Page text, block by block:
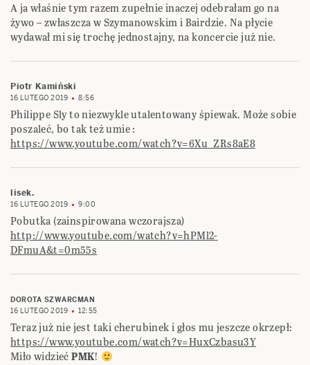
A ja właśnie tym razem zupełnie inaczej odebrałam go na
żywo – zwłaszcza w Szymanowskim i Bairdzie. Na płycie
wydawał mi się trochę jednostajny, na koncercie już nie.
Piotr Kamiński
16 LUTEGO 2019 8:56
Philippe Sly to niezwykle utalentowany śpiewak. Może sobie
poszaleć, bo tak też umie :
https://www.youtube.com/watch?v=6Xu_ZRs8aE8
lisek.
16 LUTEGO 2019 9:00
Pobutka (zainspirowana wczorajsza)
http://www.youtube.com/watch?v=hPMl2-
DFmuA&t=0m55s
DOROTA SZWARCMAN
16 LUTEGO 2019
12:55
Teraz już nie jest taki cherubinek i głos mu jeszcze okrzepł:
https://www.youtube.com/watch?v=HuxCzbasu3Y
Miło widziećPMK!